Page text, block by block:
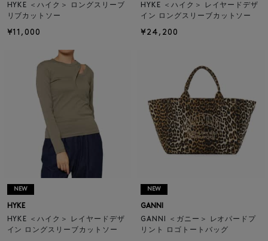
HYKE ＜ハイク＞ ロングスリーブ
リブカットソー
¥11,000
HYKE ＜ハイク＞ レイヤードデザ
イン ロングスリーブカットソー
¥24,200
NEW
HYKE
HYKE ＜ハイク＞ レイヤードデザ
イン ロングスリーブカットソー
NEW
GANNI
GANNI ＜ガニー＞ レオパードプ
リント ロゴトートバッグ